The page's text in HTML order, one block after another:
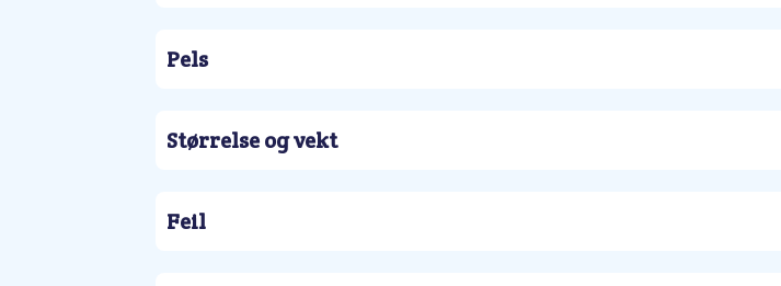
Pels
Størrelse og vekt
Feil